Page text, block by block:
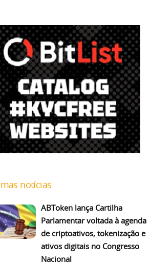
notícias
ABToken lança Cartilha
Parlamentar voltada à agenda
de criptoativos, tokenização e
ativos digitais no Congresso
Nacional